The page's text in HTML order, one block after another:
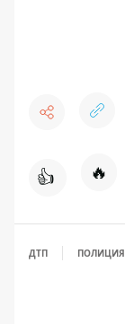
👍 🔥
ДТП ПОЛИЦИЯ